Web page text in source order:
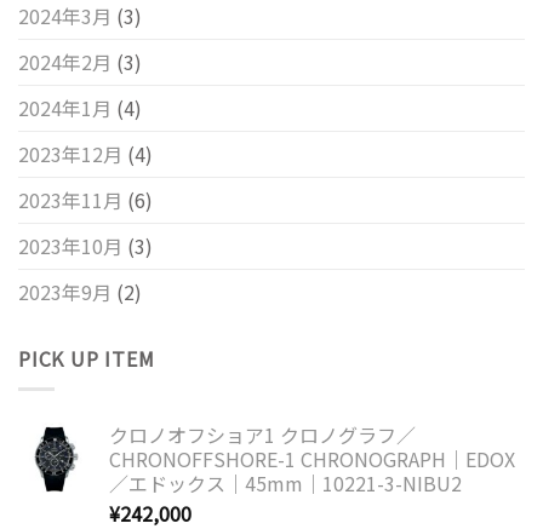
2024年3月 (3)
2024年2月 (3)
2024年1月 (4)
2023年12月 (4)
2023年11月 (6)
2023年10月 (3)
2023年9月 (2)
PICK UP ITEM
クロノオフショア1 クロノグラフ／
CHRONOFFSHORE-1 CHRONOGRAPH｜EDOX
／エドックス｜45mm｜10221-3-NIBU2
¥242,000